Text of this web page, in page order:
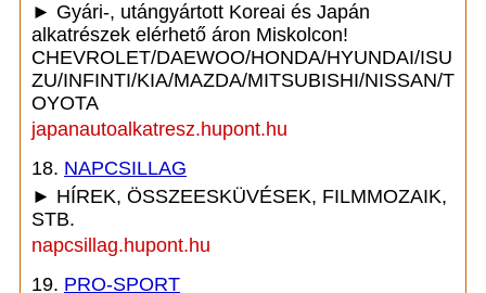
► Gyári-, utángyártott Koreai és Japán
alkatrészek elérhető áron Miskolcon!
CHEVROLET/DAEWOO/HONDA/HYUNDAI/ISU
ZU/INFINTI/KIA/MAZDA/MITSUBISHI/NISSAN/T
OYOTA
japanautoalkatresz.hupont.hu
18. NAPCSILLAG
► HÍREK, ÖSSZEESKÜVÉSEK, FILMMOZAIK,
STB.
napcsillag.hupont.hu
19. PRO-SPORT